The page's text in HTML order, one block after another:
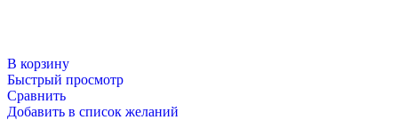
В корзину
Быстрый просмотр
Сравнить
Добавить в список желаний